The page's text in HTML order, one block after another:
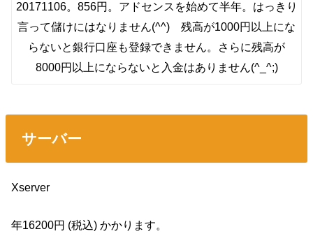
20171106。856円。アドセンスを始めて半年。はっきり
言って儲けにはなりません(^^) 残高が1000円以上にな
らないと銀行口座も登録できません。さらに残高が
8000円以上にならないと入金はありません(^_^;)
サーバー
Xserver
年16200円 (税込) かかります。